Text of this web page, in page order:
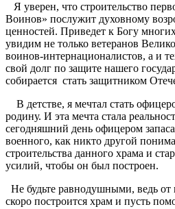
Я уверен, что строительство
Воинов» послужит духовному
ценностей. Приведет к Богу
увидим не только ветеранов
воинов-интернационалистов, а и
свой долг по защите нашего
собирается стать защитником
В детстве, я мечтал стать
родину. И эта мечта стала
сегодняшний день офицером
военного, как никто другой
строительства данного храма и
усилий, чтобы он был построен.
Не будьте равнодушными, ведь от
скоро построится храм и пусть